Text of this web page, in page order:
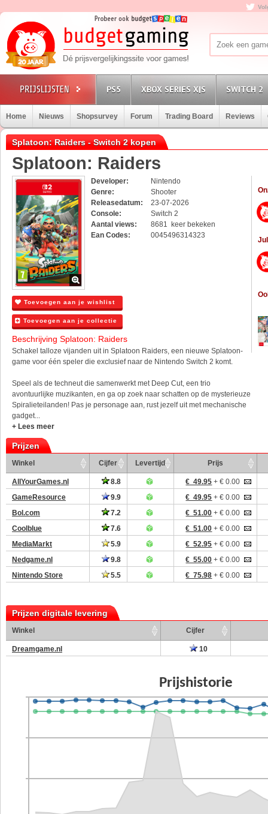
PS5 XBOX SERIES X|S SWITCH 2
Home Nieuws Shopsurvey Forum Trading Board Reviews
Splatoon: Raiders - Switch 2 kopen
Splatoon: Raiders
Developer:
Nintendo
Genre:
Shooter
Releasedatum:
23-07-2026
Console:
Switch 2
Aantal views:
8681 keer bekeken
Ean Codes:
0045496314323
Toevoegen aan je wishlist
Toevoegen aan je collectie
Beschrijving Splatoon: Raiders
Schakel talloze vijanden uit in Splatoon Raiders, een nieuwe Splatoon-
game voor één speler die exclusief naar de Nintendo Switch 2 komt.
Speel als de techneut die samenwerkt met Deep Cut, een trio
avontuurlijke muzikanten, en ga op zoek naar schatten op de mysterieuze
Spiralieteilanden! Pas je personage aan, rust jezelf uit met mechanische
gadget...
+ Lees meer
Prijzen
Winkel Cijfer Levertijd Prijs
AllYourGames.nl 8.8 € 49.95 + € 0.00
GameResource
9.9 € 49.95 + € 0.00
Bol.com
7.2 € 51.00 + € 0.00
Coolblue
7.6 € 51.00 + € 0.00
MediaMarkt
5.9 € 52.95 + € 0.00
Nedgame.nl
9.8 € 55.00 + € 0.00
Nintendo Store
5.5 € 75.98 + € 0.00
Prijzen digitale levering
Winkel Cijfer
Dreamgame.nl 10